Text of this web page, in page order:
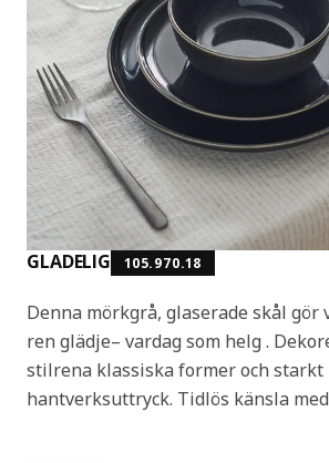
GLADELIG 105.970.18
Denna mörkgrå, glaserade skål
ren glädje– vardag som helg .
stilrena klassiska former och starkt
hantverksuttryck. Tidlös känsla